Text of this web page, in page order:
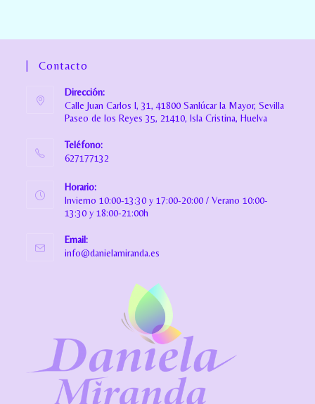
Contacto
Dirección:
Calle Juan Carlos I, 31, 41800 Sanlúcar la Mayor, Sevilla
Paseo de los Reyes 35, 21410, Isla Cristina, Huelva
Teléfono:
627177132
Horario:
Invierno 10:00-13:30 y 17:00-20:00 / Verano 10:00-
13:30 y 18:00-21:00h
Email:
info@danielamiranda.es